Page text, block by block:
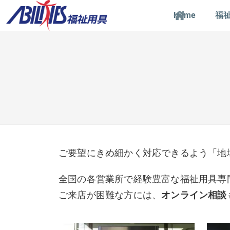
Home 福
ご要望にきめ細かく対応できるよう「
全国の各営業所で経験豊富な福祉用具
ご来店が困難な方には、 オンライン相談